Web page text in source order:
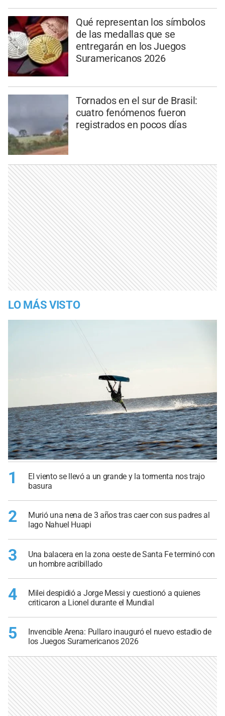
Qué representan los símbolos
de las medallas que se
entregarán en los Juegos
Suramericanos 2026
Tornados en el sur de Brasil:
cuatro fenómenos fueron
registrados en pocos días
LO MÁS VISTO
1
El viento se llevó a un grande y la tormenta nos trajo
basura
2
Murió una nena de 3 años tras caer con sus padres al
lago Nahuel Huapi
3
Una balacera en la zona oeste de Santa Fe terminó con
un hombre acribillado
4
Milei despidió a Jorge Messi y cuestionó a quienes
criticaron a Lionel durante el Mundial
5
Invencible Arena: Pullaro inauguró el nuevo estadio de
los Juegos Suramericanos 2026